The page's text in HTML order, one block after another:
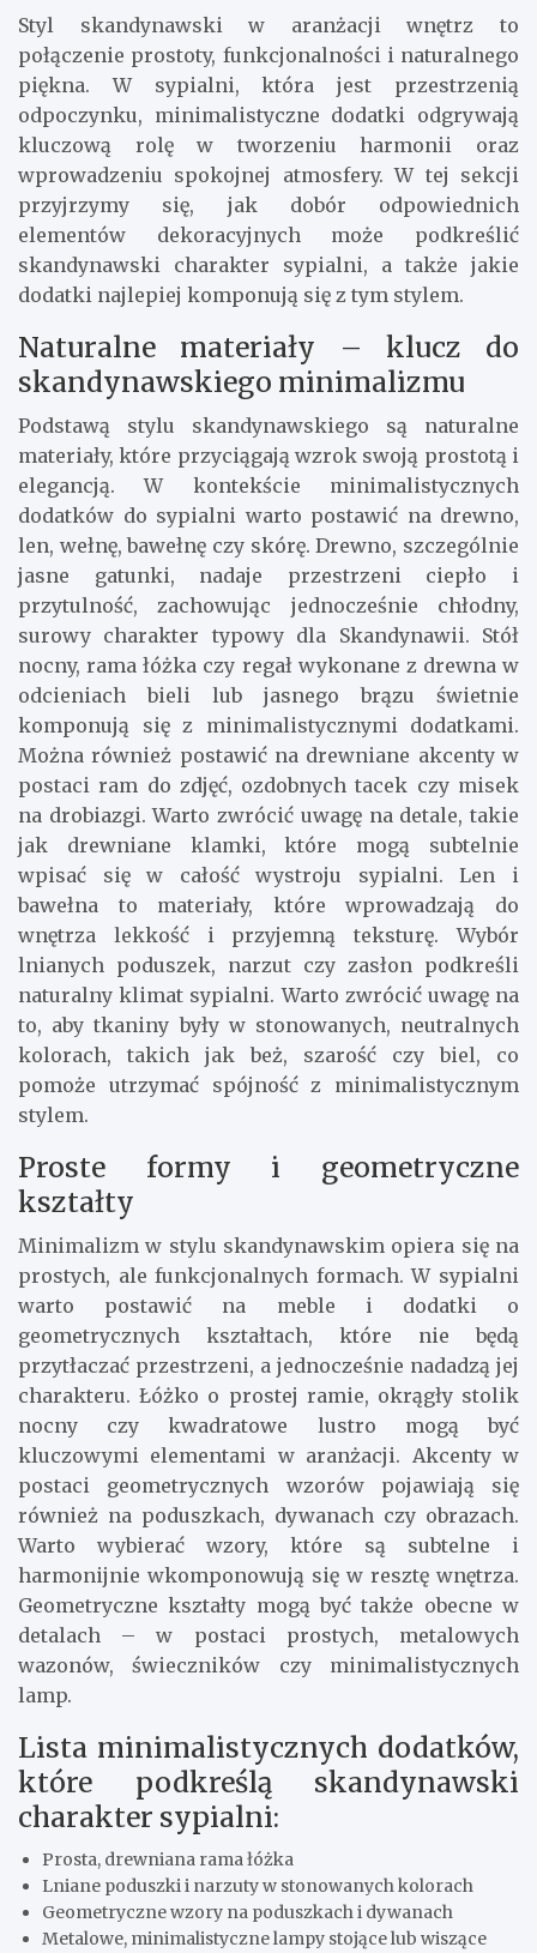
Styl skandynawski w aranżacji wnętrz to
połączenie prostoty, funkcjonalności i naturalnego
piękna. W sypialni, która jest przestrzenią
odpoczynku, minimalistyczne dodatki odgrywają
kluczową rolę w tworzeniu harmonii oraz
wprowadzeniu spokojnej atmosfery. W tej sekcji
przyjrzymy się, jak dobór odpowiednich
elementów dekoracyjnych może podkreślić
skandynawski charakter sypialni, a także jakie
dodatki najlepiej komponują się z tym stylem.
Naturalne materiały – klucz do
skandynawskiego minimalizmu
Podstawą stylu skandynawskiego są naturalne
materiały, które przyciągają wzrok swoją prostotą i
elegancją. W kontekście minimalistycznych
dodatków do sypialni warto postawić na drewno,
len, wełnę, bawełnę czy skórę. Drewno, szczególnie
jasne gatunki, nadaje przestrzeni ciepło i
przytulność, zachowując jednocześnie chłodny,
surowy charakter typowy dla Skandynawii. Stół
nocny, rama łóżka czy regał wykonane z drewna w
odcieniach bieli lub jasnego brązu świetnie
komponują się z minimalistycznymi dodatkami.
Można również postawić na drewniane akcenty w
postaci ram do zdjęć, ozdobnych tacek czy misek
na drobiazgi. Warto zwrócić uwagę na detale, takie
jak drewniane klamki, które mogą subtelnie
wpisać się w całość wystroju sypialni. Len i
bawełna to materiały, które wprowadzają do
wnętrza lekkość i przyjemną teksturę. Wybór
lnianych poduszek, narzut czy zasłon podkreśli
naturalny klimat sypialni. Warto zwrócić uwagę na
to, aby tkaniny były w stonowanych, neutralnych
kolorach, takich jak beż, szarość czy biel, co
pomoże utrzymać spójność z minimalistycznym
stylem.
Proste formy i geometryczne
kształty
Minimalizm w stylu skandynawskim opiera się na
prostych, ale funkcjonalnych formach. W sypialni
warto postawić na meble i dodatki o
geometrycznych kształtach, które nie będą
przytłaczać przestrzeni, a jednocześnie nadadzą jej
charakteru. Łóżko o prostej ramie, okrągły stolik
nocny czy kwadratowe lustro mogą być
kluczowymi elementami w aranżacji. Akcenty w
postaci geometrycznych wzorów pojawiają się
również na poduszkach, dywanach czy obrazach.
Warto wybierać wzory, które są subtelne i
harmonijnie wkomponowują się w resztę wnętrza.
Geometryczne kształty mogą być także obecne w
detalach – w postaci prostych, metalowych
wazonów, świeczników czy minimalistycznych
lamp.
Lista minimalistycznych dodatków,
które podkreślą skandynawski
charakter sypialni:
Prosta, drewniana rama łóżka
Lniane poduszki i narzuty w stonowanych kolorach
Geometryczne wzory na poduszkach i dywanach
Metalowe, minimalistyczne lampy stojące lub wiszące